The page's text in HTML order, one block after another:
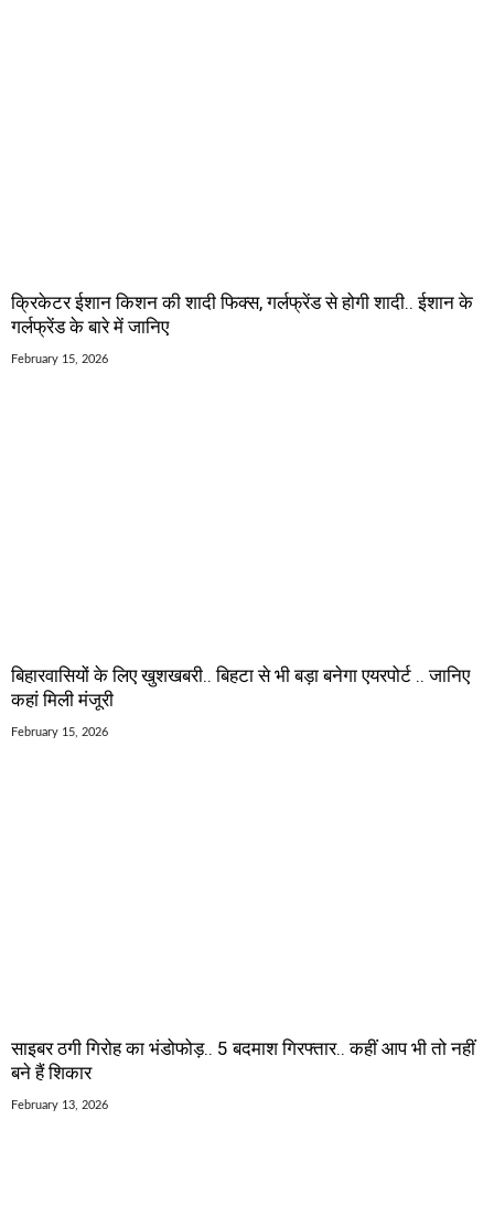
क्रिकेटर ईशान किशन की शादी फिक्स, गर्लफ्रेंड से होगी शादी.. ईशान के
गर्लफ्रेंड के बारे में जानिए
February 15, 2026
बिहारवासियों के लिए खुशखबरी.. बिहटा से भी बड़ा बनेगा एयरपोर्ट .. जानिए
कहां मिली मंजूरी
February 15, 2026
साइबर ठगी गिरोह का भंडोफोड़.. 5 बदमाश गिरफ्तार.. कहीं आप भी तो नहीं
बने हैं शिकार
February 13, 2026